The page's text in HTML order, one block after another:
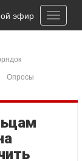
Toggle
эфир
Опросы